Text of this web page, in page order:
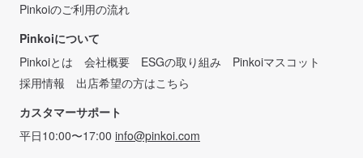
Pinkoiのご利用の流れ
Pinkoiについて
Pinkoiとは
会社概要 ESGの取り組み
Pinkoiマスコット
採用情報
出店希望の方はこちら
カスタマーサポート
平日10:00〜17:00 info@pinkoi.com